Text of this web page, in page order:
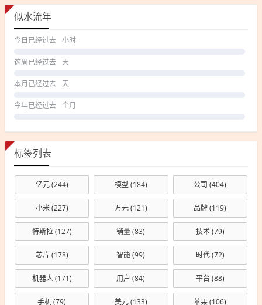
似水流年
今日已经过去 小时
这周已经过去 天
本月已经过去 天
今年已经过去 个月
标签列表
亿元(244) 模型 (184) 公司 (404)
小米(227) 万元(121) 品牌(119)
特斯拉(127) 销量(83) 技术(79)
芯片 (178) 智能(99) 时代(72)
机器人(171) 用户 (84) 平台 (88)
手机(79) 美元(133) 苹果(106)